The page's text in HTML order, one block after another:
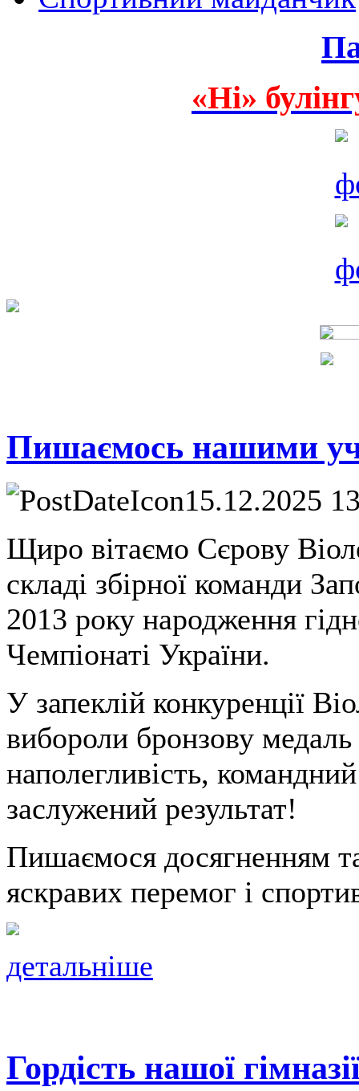
«Ні»
Пишаємось нашими
15.12.2025
Щиро вітаємо Сєрову
складі збірної команди
2013 року народження
Чемпіонаті України.
У запеклій конкуренції
вибороли бронзову
наполегливість,
заслужений результат!
Пишаємося досягненням
яскравих перемог і
детальніше
Гордість нашої